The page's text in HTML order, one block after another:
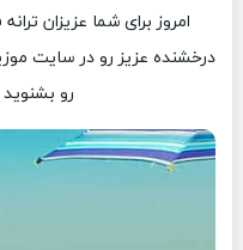
امروز برای شما عزیزان
درخشنده عزیز رو در سایت
رو